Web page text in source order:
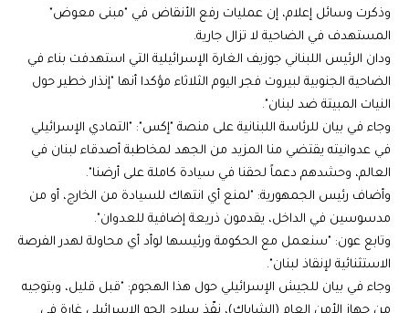
وذكرت وسائل إعلام، إن عمليات رفع الأنقاض في "مبنى معوض"
المستهدف في الضاحية لا تزال جارية.
ودان الرئيس اللبناني جوزيف الغارة الإسرائيلية التي استهدفت بناء في
الضاحية الجنوبية لبيروت فجر اليوم الثلاثاء مؤكدا أنها "إنذار خطير حول
النيات المبيتة ضد لبنان".
‏وجاء في بيان للرئاسة اللبنانية على منصة "إكس": "التمادي الإسرائيلي
في عدوانيته يقتضي منا المزيد من الجهد لمخاطبة أصدقاء لبنان في
العالم، وحشدهم دعماً لحقنا في سيادة كاملة على أرضنا".
وأضاف رئيس الجمهورية: "لمنع أي انتهاك للسيادة من الخارج، أو من
مدسوسين في الداخل، يقدمون ذريعة إضافية للعدوان".
وتابع عون: "سنعمل مع الحكومة ورئيسها لوأد أي محاولة لهدر الفرصة
الاستثنائية لإنقاذ لبنان".
وجاء في بيان للجيش الإسرائيلي حول هذا الهجوم: "قبل قليل، وبتوجيه